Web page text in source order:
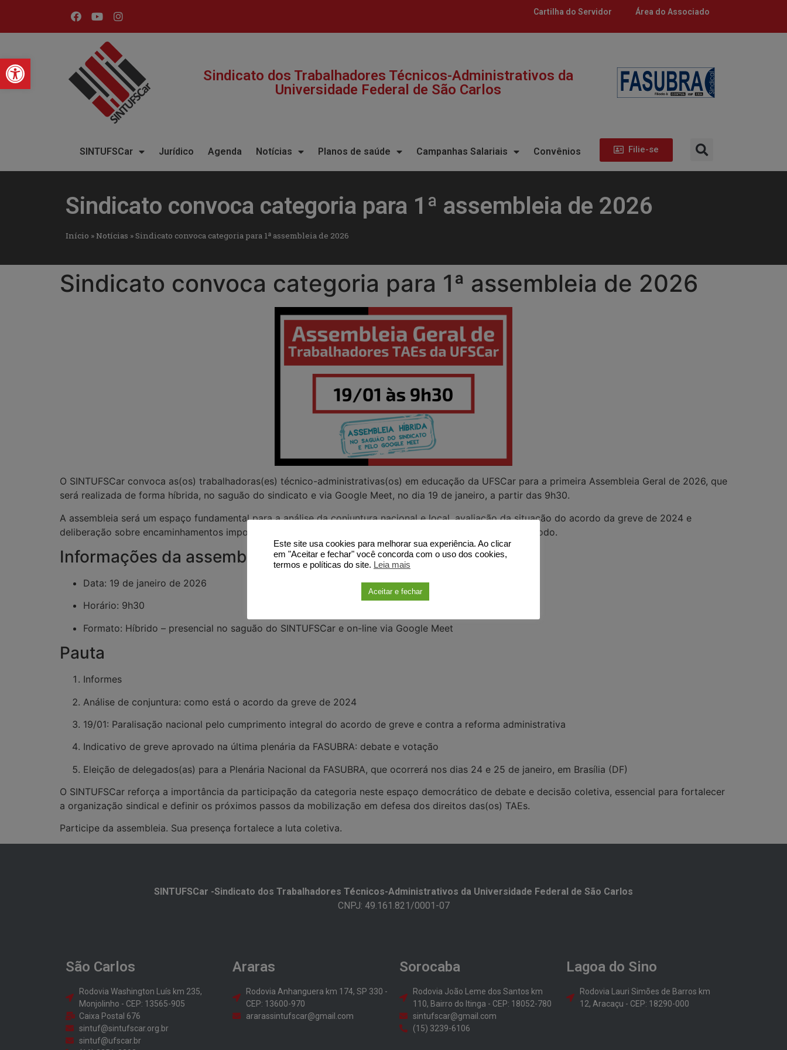
Barra de Ferramentas Aberta
Cartilha do Servidor Área do Associado
Sindicato dos Trabalhadores Técnicos-Administrativos da
Universidade Federal de São Carlos​
SINTUFSCar Jurídico Agenda Notícias Planos de saúde Campanhas Salariais Convênios Filie-se
Sindicato convoca categoria para 1ª assembleia de 2026
Início »Notícias » Sindicato convoca categoria para 1ª assembleia de 2026
Sindicato convoca categoria para 1ª assembleia de 2026
O SINTUFSCar convoca as(os) trabalhadoras(es) técnico-administrativas(os) em educação da UFSCar para a primeira Assembleia Geral de 2026, que
será realizada de forma híbrida, no saguão do sindicato e via Google Meet, no dia 19 de janeiro, a partir das 9h30.
A assembleia será um espaço fundamental para a análise da conjuntura nacional e local, avaliação da situação do acordo da greve de 2024 e
deliberação sobre encaminhamentos importantes para a organização e a luta da categoria no próximo período.
Informações da assembleia
Data: 19 de janeiro de 2026
Horário: 9h30
Formato: Híbrido – presencial no saguão do SINTUFSCar e on-line via Google Meet
Pauta
Informes
Análise de conjuntura: como está o acordo da greve de 2024
19/01: Paralisação nacional pelo cumprimento integral do acordo de greve e contra a reforma administrativa
Indicativo de greve aprovado na última plenária da FASUBRA: debate e votação
Eleição de delegados(as) para a Plenária Nacional da FASUBRA, que ocorrerá nos dias 24 e 25 de janeiro, em Brasília (DF)
O SINTUFSCar reforça a importância da participação da categoria neste espaço democrático de debate e decisão coletiva, essencial para fortalecer
a organização sindical e definir os próximos passos da mobilização em defesa dos direitos das(os) TAEs.
Participe da assembleia. Sua presença fortalece a luta coletiva.
SINTUFSCar -Sindicato dos Trabalhadores Técnicos-Administrativos da Universidade Federal de São Carlos​
CNPJ: 49.161.821/0001-07
São Carlos
Rodovia Washington Luís km 235,
Monjolinho - CEP: 13565-905
Caixa Postal 676
sintuf@sintufscar.org.br
sintuf@ufscar.br
Araras
Rodovia Anhanguera km 174, SP 330 -
CEP: 13600-970
ararassintufscar@gmail.com
Sorocaba
Rodovia João Leme dos Santos km
110, Bairro do Itinga - CEP: 18052-780
sintufscar@gmail.com
(15) 3239-6106
Lagoa do Sino
Rodovia Lauri Simões de Barros km
12, Aracaçu - CEP: 18290-000
Este site usa cookies para melhorar sua experiência. Ao clicar
em "Aceitar e fechar" você concorda com o uso dos cookies,
termos e políticas do site. Leia mais
Aceitar e fechar